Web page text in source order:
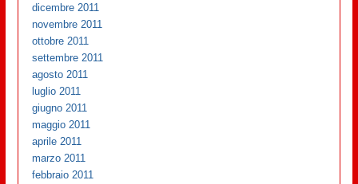
dicembre 2011
novembre 2011
ottobre 2011
settembre 2011
agosto 2011
luglio 2011
giugno 2011
maggio 2011
aprile 2011
marzo 2011
febbraio 2011